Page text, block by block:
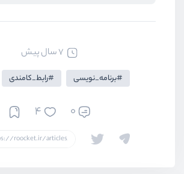
7 سال پیش
برنامه_نویسی رابط_کامندی
0
4